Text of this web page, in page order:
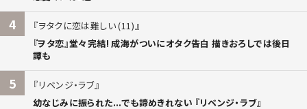
4
ヲタクに恋は難しい (11)
『ヲタ恋』堂々完結! 成海がついにオタク告白 描きおろしでは後日
譚も
5
リベンジ・ラブ
幼なじみに振られた...でも諦めきれない 『リベンジ・ラブ』